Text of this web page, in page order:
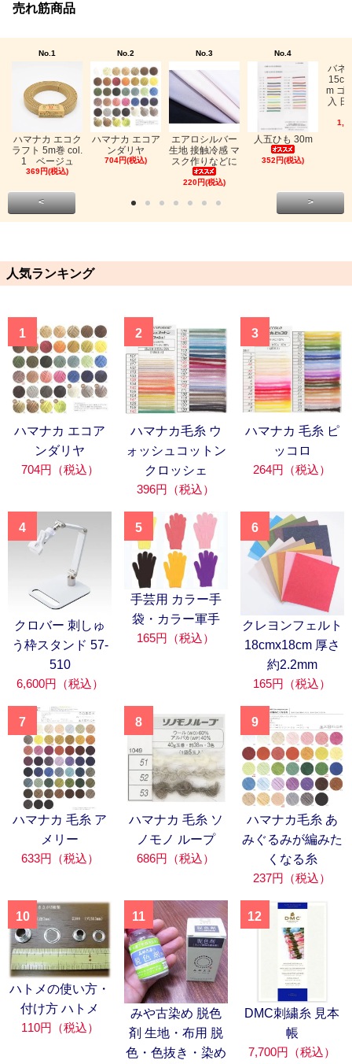
売れ筋商品
No.1
ハマナカ エコク
ラフト 5m巻 col.
1 ベージュ
369円(税込)
No.2
ハマナカ エコア
ンダリヤ
704円(税込)
No.3
エアロシルバー
生地 接触冷感 マ
スク作りなどに
220円(税込)
No.4
人五ひも 30m
352円(税込)
バネ
m ゴ
入
< >
人気ランキング
1
ハマナカ エコア
ンダリヤ
704円（税込）
2
ハマナカ毛糸 ウ
ォッシュコットン
クロッシェ
396円（税込）
3
ハマナカ 毛糸 ピ
ッコロ
264円（税込）
4
クロバー 刺しゅ
う枠スタンド 57-
510
6,600円（税込）
5
手芸用 カラー手
袋・カラー軍手
165円（税込）
6
クレヨンフェルト
18cmx18cm 厚さ
約2.2mm
165円（税込）
7
ハマナカ 毛糸 ア
メリー
633円（税込）
8
ハマナカ 毛糸 ソ
ノモノ ループ
686円（税込）
9
ハマナカ毛糸 あ
みぐるみが編みた
くなる糸
237円（税込）
10
ハトメの使い方・
付け方 ハトメ
110円（税込）
11
みや古染め 脱色
剤 生地・布用 脱
色・色抜き・染め
12
DMC刺繍糸 見本
帳
7,700円（税込）